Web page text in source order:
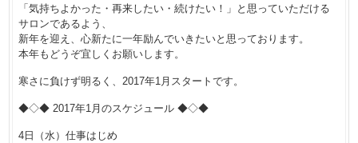
「気持ちよかった・再来したい・続けたい！」と思っていただける
サロンであるよう、
新年を迎え、心新たに一年励んでいきたいと思っております。
本年もどうぞ宜しくお願いします。
寒さに負けず明るく、2017年1月スタートです。
◆◇◆ 2017年1月のスケジュール ◆◇◆
4日（水）仕事はじめ